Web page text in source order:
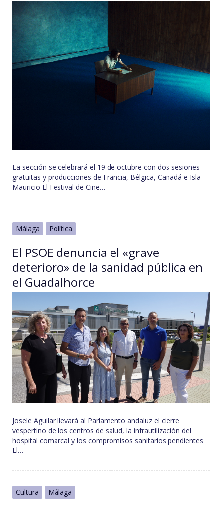
La sección se celebrará el 19 de octubre con dos sesiones
gratuitas y producciones de Francia, Bélgica, Canadá e Isla
Mauricio El Festival de Cine…
Málaga Política
El PSOE denuncia el «grave
deterioro» de la sanidad pública en
el Guadalhorce
Josele Aguilar llevará al Parlamento andaluz el cierre
vespertino de los centros de salud, la infrautilización del
hospital comarcal y los compromisos sanitarios pendientes
El…
Cultura Málaga